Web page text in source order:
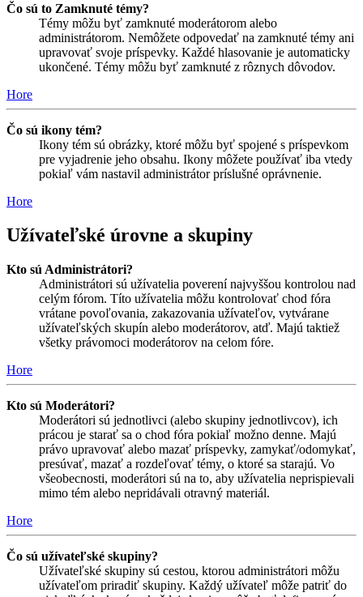
Čo sú to Zamknuté témy?
Témy môžu byť zamknuté moderátorom alebo
administrátorom. Nemôžete odpovedať na zamknuté témy ani
upravovať svoje príspevky. Každé hlasovanie je automaticky
ukončené. Témy môžu byť zamknuté z rôznych dôvodov.
Hore
Čo sú ikony tém?
Ikony tém sú obrázky, ktoré môžu byť spojené s príspevkom
pre vyjadrenie jeho obsahu. Ikony môžete používať iba vtedy
pokiaľ vám nastavil administrátor príslušné oprávnenie.
Hore
Užívateľské úrovne a skupiny
Kto sú Administrátori?
Administrátori sú užívatelia poverení najvyššou kontrolou nad
celým fórom. Títo užívatelia môžu kontrolovať chod fóra
vrátane povoľovania, zakazovania užívateľov, vytvárane
užívateľských skupín alebo moderátorov, atď. Majú taktiež
všetky právomoci moderátorov na celom fóre.
Hore
Kto sú Moderátori?
Moderátori sú jednotlivci (alebo skupiny jednotlivcov), ich
prácou je starať sa o chod fóra pokiaľ možno denne. Majú
právo upravovať alebo mazať príspevky, zamykať/odomykať,
presúvať, mazať a rozdeľovať témy, o ktoré sa starajú. Vo
všeobecnosti, moderátori sú na to, aby užívatelia neprispievali
mimo tém alebo nepridávali otravný materiál.
Hore
Čo sú užívateľské skupiny?
Užívateľské skupiny sú cestou, ktorou administrátori môžu
užívateľom priradiť skupiny. Každý užívateľ môže patriť do